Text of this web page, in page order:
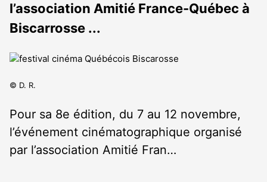
l’association Amitié France-Québec à
Biscarrosse ...
© D. R.
Pour sa 8e édition, du 7 au 12 novembre,
l’événement cinématographique organisé
par l’association Amitié Fran…